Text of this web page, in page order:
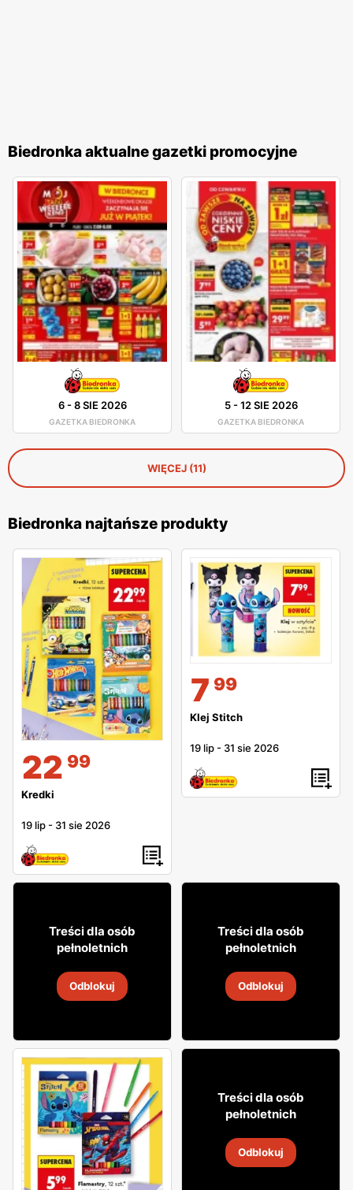
Biedronka aktualne gazetki promocyjne
6-8 SIE 2026
GAZETKA BIEDRONKA
5-12 SIE 2026
GAZETKA BIEDRONKA
WIĘCEJ (11)
Biedronka najtańsze produkty
22 99
Kredki
19 lip - 31 sie 2026
7 99
Klej Stitch
19 lip - 31 sie 2026
2199
8 sie 2026
Treści dla osób
pełnoletnich
Odblokuj
14 99
8 sie 2026
Treści dla osób
pełnoletnich
Odblokuj
32 99
8 sie 2026
Treści dla osób
pełnoletnich
Odblokuj